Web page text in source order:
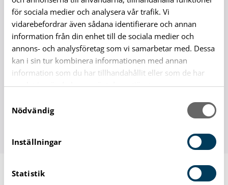
för sociala medier och analysera vår trafik. Vi
vidarebefordrar även sådana identifierare och annan
information från din enhet till de sociala medier och
annons- och analysföretag som vi samarbetar med. Dessa
kan i sin tur kombinera informationen med annan
information som du har tillhandahållit eller som de har
samlat in när du har använt deras tjänster.
Nödvändig
Inställningar
Statistik
Överklaga beslut
Snart är det dags för årets
Arkitekturvecka!
länken.